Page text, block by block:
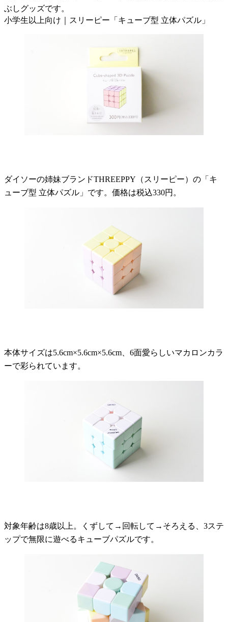
ぶしグッズです。
小学生以上向け｜スリーピー「キューブ型 立体パズル」
ダイソーの姉妹ブランドTHREEPPY（スリーピー）の「キ
ューブ型 立体パズル」です。価格は税込330円。
本体サイズは5.6cm×5.6cm×5.6cm、6面愛らしいマカロンカラ
ーで彩られています。
対象年齢は8歳以上。くずして→回転して→そろえる、3ステ
ップで無限に遊べるキューブパズルです。